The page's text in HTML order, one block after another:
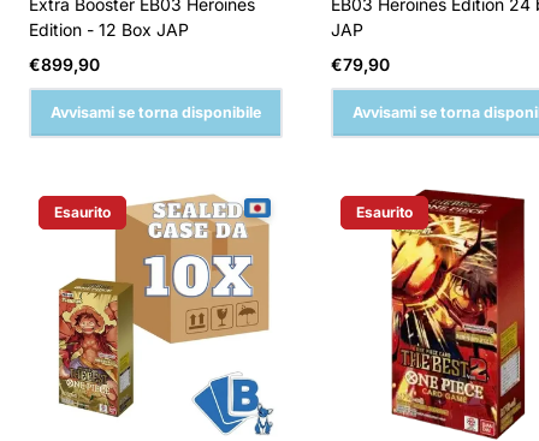
Edition - 12 Box JAP
Prezzo
normale
€899,90
Avvisami se torna disponibile
JAP
Prezzo
normale
€79,90
Avvisami se torna
Etichetta Del Prodotto:
Esaurito Etichetta Del Prodotto:
Esaurito